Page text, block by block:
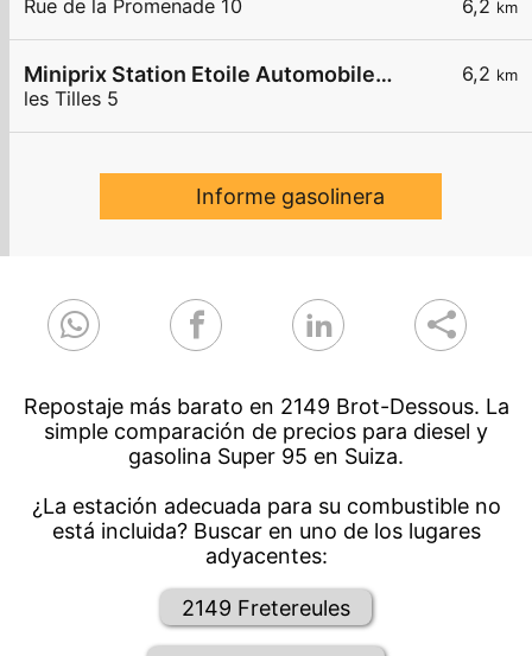
6,2 km
Rue de la Promenade 10
6,2 km
Miniprix Station Etoile Automobile SA
les Tilles 5
Informe gasolinera
Repostaje más barato en 2149 Brot-Dessous. La
simple comparación de precios para diesel y
gasolina Super 95 en Suiza.
¿La estación adecuada para su combustible no
está incluida? Buscar en uno de los lugares
adyacentes:
2149 Fretereules